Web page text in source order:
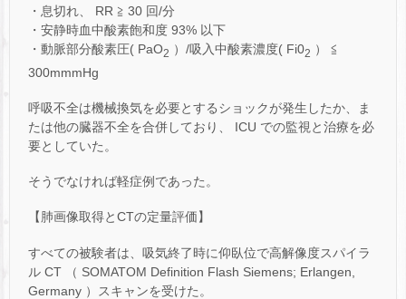
・息切れ、 RR ≧ 30 回/分
・安静時血中酸素飽和度 93% 以下
・動脈部分酸素圧( PaO2 ）/吸入中酸素濃度( Fi02 ） ≦
300mmmHg
呼吸不全は機械換気を必要とするショックが発生したか、ま
たは他の臓器不全を合併しており、 ICU での監視と治療を必
要としていた。
そうでなければ軽症例であった。
【肺画像取得とCTの定量評価】
すべての被験者は、吸気終了時に仰臥位で高解像度スパイラ
ル CT （ SOMATOM Definition Flash Siemens; Erlangen,
Germany ）スキャンを受けた。